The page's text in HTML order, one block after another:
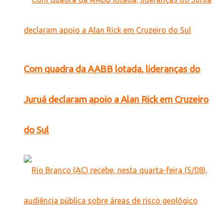
Com quadra da AABB lotada, lideranças do
Juruá declaram apoio a Alan Rick em Cruzeiro
do Sul